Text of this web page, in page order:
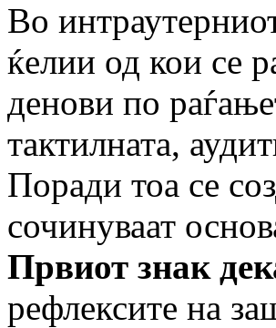
Во
ќелии од кои се
денови по
тактилната,
Поради тоа се
сочинуваат
Првиот знак
рефлексите на